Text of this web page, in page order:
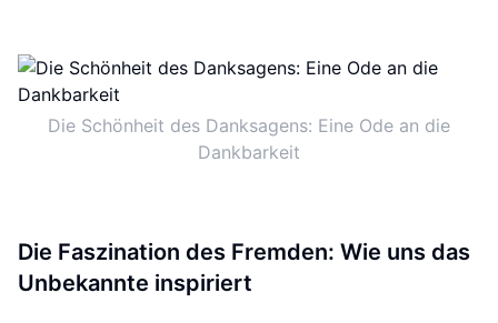
Die Schönheit des Danksagens: Eine Ode an die
Dankbarkeit
Die Faszination des Fremden: Wie uns das
Unbekannte inspiriert